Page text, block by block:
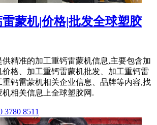
蒙机|价格|批发全球塑胶
精准的加工重钙雷蒙机信息,主要包含加
价格、加工重钙雷蒙机批发、加工重钙雷
重钙雷蒙机相关企业信息、品牌等内容,找
机相关信息上全球塑胶网.
3780 8511